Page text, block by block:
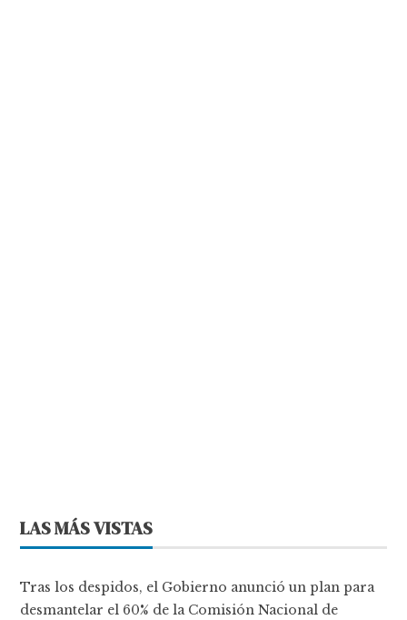
LAS MÁS VISTAS
Tras los despidos, el Gobierno anunció un plan para
desmantelar el 60% de la Comisión Nacional de